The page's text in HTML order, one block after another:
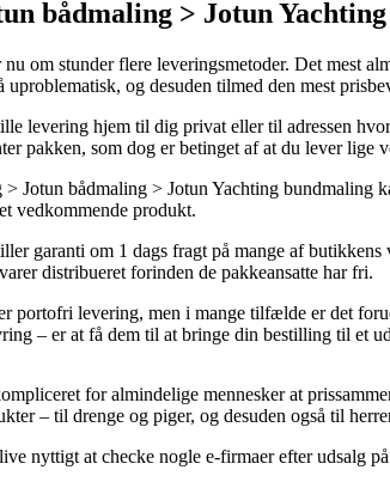
bådmaling > Jotun
om stunder flere leveringsmetoder. Det mest
uproblematisk, og desuden tilmed den mest
levering hjem til dig privat eller til adressen
pakken, som dog er betinget af at du lever lige
Jotun bådmaling > Jotun Yachting
vedkommende produkt.
garanti om 1 dags fragt på mange af
distribueret forinden de pakkeansatte har fri.
portofri levering, men i mange tilfælde er det
– er at få dem til at bringe din bestilling til et
for almindelige mennesker at
– til drenge og piger, og desuden også til
nyttigt at checke nogle e-firmaer efter udsalg